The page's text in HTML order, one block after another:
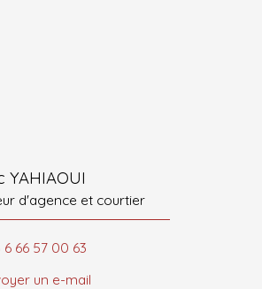
YAHIAOUI
d'agence et courtier
6 66 57 00 63
un e-mail